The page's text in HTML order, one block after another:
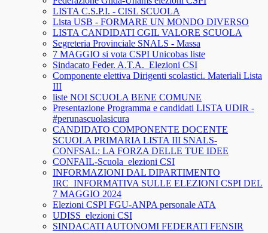
LISTA C.S.P.I. - CISL SCUOLA
Lista USB - FORMARE UN MONDO DIVERSO
LISTA CANDIDATI CGIL VALORE SCUOLA
Segreteria Provinciale SNALS - Massa
7 MAGGIO si vota CSPI Unicobas liste
Sindacato Feder. A.T.A._Elezioni CSI
Componente elettiva Dirigenti scolastici. Materiali Lista
III
liste NOI SCUOLA BENE COMUNE
Presentazione Programma e candidati LISTA UDIR -
#perunascuolasicura
CANDIDATO COMPONENTE DOCENTE
SCUOLA PRIMARIA LISTA III SNALS-
CONFSAL: LA FORZA DELLE TUE IDEE
CONFAIL-Scuola_elezioni CSI
INFORMAZIONI DAL DIPARTIMENTO
IRC_INFORMATIVA SULLE ELEZIONI CSPI DEL
7 MAGGIO 2024
Elezioni CSPI FGU-ANPA personale ATA
UDISS_elezioni CSI
SINDACATI AUTONOMI FEDERATI FENSIR